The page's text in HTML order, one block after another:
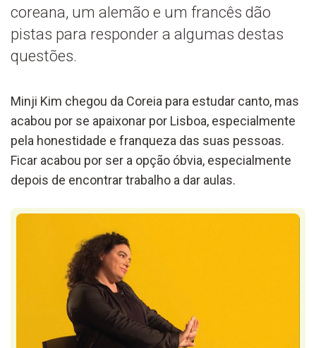
coreana, um alemão e um francês dão
pistas para responder a algumas destas
questões.
Minji Kim chegou da Coreia para estudar canto, mas
acabou por se apaixonar por Lisboa, especialmente
pela honestidade e franqueza das suas pessoas.
Ficar acabou por ser a opção óbvia, especialmente
depois de encontrar trabalho a dar aulas.